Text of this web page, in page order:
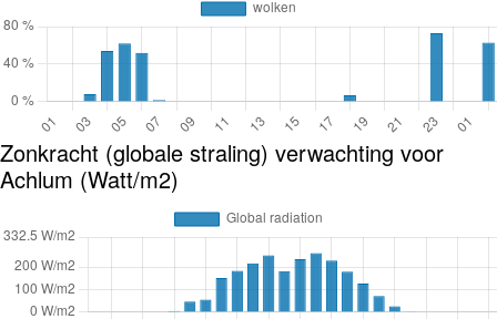
Zonkracht (globale straling) verwachting voor
Achlum (Watt/m2)